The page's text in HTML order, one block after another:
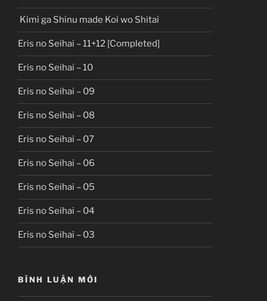
Kimi ga Shinu made Koi wo Shitai
Eris no Seihai – 11+12 [Completed]
Eris no Seihai – 10
Eris no Seihai – 09
Eris no Seihai – 08
Eris no Seihai – 07
Eris no Seihai – 06
Eris no Seihai – 05
Eris no Seihai – 04
Eris no Seihai – 03
BÌNH LUẬN MỚI